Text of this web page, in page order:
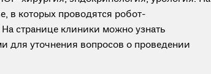
в которых проводятся робот-
странице клиники можно узнать
для уточнения вопросов о проведении